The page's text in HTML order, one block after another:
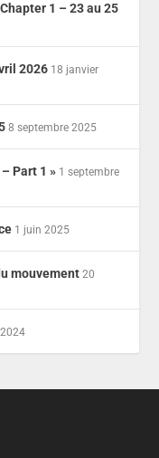
1 – 23 au 25
2026 18 janvier
8 septembre 2025
Part 1 » 1 septembre
1 juin 2025
mouvement 20